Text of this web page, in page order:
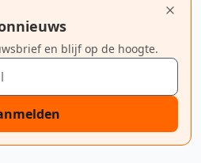
en blijf op de hoogte.